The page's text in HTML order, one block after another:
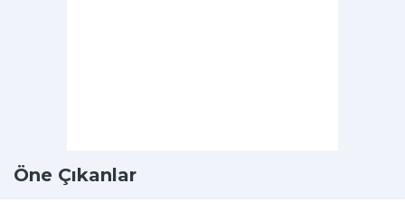
Öne Çıkanlar